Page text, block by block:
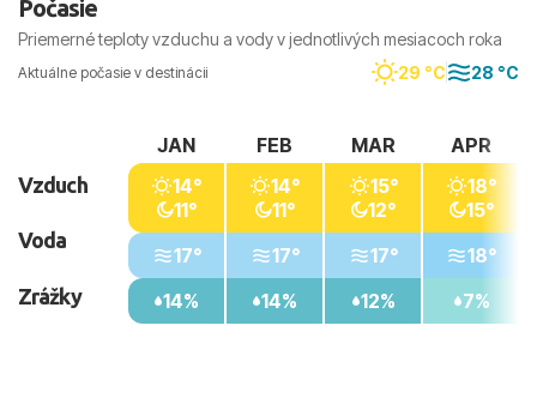
ľahké občerstvenie, zákusky, kávu, čaj a neobmedzenú
konzumáciu vybraných nealkoholických a miestnych
alkoholických nápojov.
Hotel sa nachádza priamo pri krásnej piesočnatej pláži
Egejského mora. Hostia majú k dispozícii ležadlá,
slnečníky a osušky zadarmo. Pri pláži sa nachádza aj
bar, kde je môžné si vychutnať osviežujúce nápoje.
Okolie
V okolí hotela sa nachádzajú široké možnosti nákupov
Počasie
Priemerné teploty vzduchu a vody v jednotlivých mesiacoch roka
Aktuálne počasie v destinácii 29 °C 28 °C
Vzduch
Voda
Zrážky
JAN
14°
11°
17°
14%
FEB
14°
11°
17°
14%
MAR
15°
12°
17°
12%
APR
18°
15°
18°
7%